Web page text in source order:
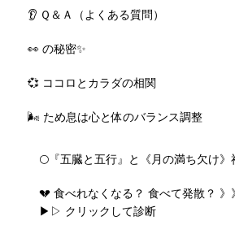
👂 Ｑ＆Ａ（よくある質問）
👀 の秘密✨
💞 ココロとカラダの相関
🌬️ ため息は心と体のバランス調整
🌕『五臓と五行』と《月の満ち欠け》
💔 食べれなくなる？ 食べて発散？ 》
▶▷ クリックして診断